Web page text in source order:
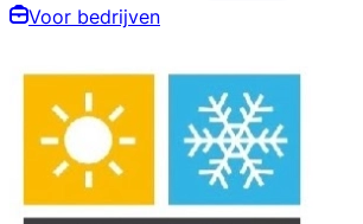
Voor bedrijven